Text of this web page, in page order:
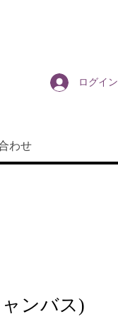
ログイン
わせ
ンバス)